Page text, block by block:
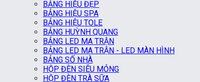
BẢNG HIỆU ĐẸP
BẢNG HIỆU SPA
BẢNG HIỆU TOLE
BẢNG HUỲNH QUANG
BẢNG LED MA TRẬN
BẢNG LED MA TRẬN - LED MÀN HÌNH
BẢNG SỐ NHÀ
HỘP ĐÈN SIÊU MỎNG
HỘP ĐÈN TRÀ SỮA